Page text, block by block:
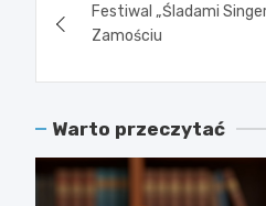
wpisuFestiwal „Śladami
Zamościu
Warto przeczytać